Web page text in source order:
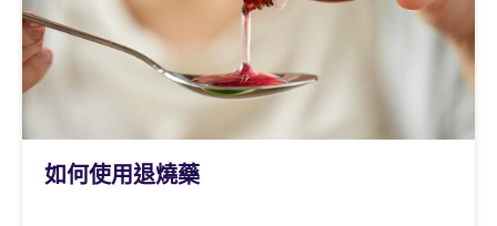
如何使用退燒藥